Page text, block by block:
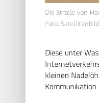
Die Straße von
Foto:
Diese unter
kleinen